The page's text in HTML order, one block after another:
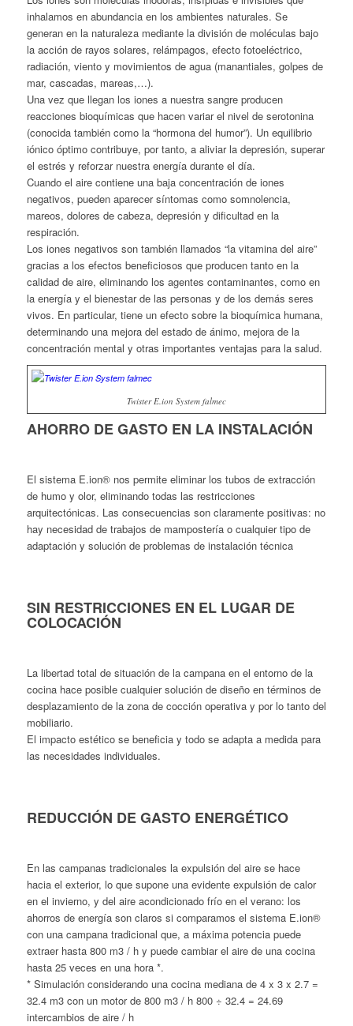
inhalamos en abundancia en los ambientes naturales. Se
generan en la naturaleza mediante la división de moléculas bajo
la acción de rayos solares, relámpagos, efecto fotoeléctrico,
radiación, viento y movimientos de agua (manantiales, golpes de
mar, cascadas, mareas,…).
Una vez que llegan los iones a nuestra sangre producen
reacciones bioquímicas que hacen variar el nivel de serotonina
(conocida también como la “hormona del humor”). Un equilibrio
iónico óptimo contribuye, por tanto, a aliviar la depresión, superar
el estrés y reforzar nuestra energía durante el día.
Cuando el aire contiene una baja concentración de iones
negativos, pueden aparecer síntomas como somnolencia,
mareos, dolores de cabeza, depresión y dificultad en la
respiración.
Los iones negativos son también llamados “la vitamina del aire”
gracias a los efectos beneficiosos que producen tanto en la
calidad de aire, eliminando los agentes contaminantes, como en
la energía y el bienestar de las personas y de los demás seres
vivos. En particular, tiene un efecto sobre la bioquímica humana,
determinando una mejora del estado de ánimo, mejora de la
concentración mental y otras importantes ventajas para la salud.
Twister E.ion System falmec
AHORRO DE GASTO EN LA INSTALACIÓN
El sistema E.ion® nos permite eliminar los tubos de extracción
de humo y olor, eliminando todas las restricciones
arquitectónicas. Las consecuencias son claramente positivas: no
hay necesidad de trabajos de mampostería o cualquier tipo de
adaptación y solución de problemas de instalación técnica
SIN RESTRICCIONES EN EL LUGAR DE
COLOCACIÓN
La libertad total de situación de la campana en el entorno de la
cocina hace posible cualquier solución de diseño en términos de
desplazamiento de la zona de cocción operativa y por lo tanto del
mobiliario.
El impacto estético se beneficia y todo se adapta a medida para
las necesidades individuales.
REDUCCIÓN DE GASTO ENERGÉTICO
En las campanas tradicionales la expulsión del aire se hace
hacia el exterior, lo que supone una evidente expulsión de calor
en el invierno, y del aire acondicionado frío en el verano: los
ahorros de energía son claros si comparamos el sistema E.ion®
con una campana tradicional que, a máxima potencia puede
extraer hasta 800 m3 / h y puede cambiar el aire de una cocina
hasta 25 veces en una hora *.
* Simulación considerando una cocina mediana de 4 x 3 x 2.7 =
32.4 m3 con un motor de 800 m3 / h 800 ÷ 32.4 = 24.69
intercambios de aire / h